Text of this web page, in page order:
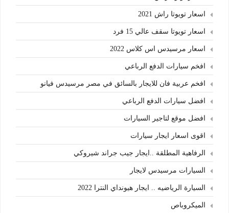
اسعار تويوتا راش 2021
اسعار تويوتا سقف عالي 15 فرد
اسعار مرسيدس اس كلاس 2022
افخم سيارات الدفع الرباعي
افخم عربية فان للايجار بالسائق في مصر مرسيدس فيانو
افضل سيارات الدفع الرباعي
افضل موقع لتاجير السيارات
اقوى اسعار ايجار سيارات
الرفاهية المطلقة ..ايجار جيب جراند شيروكي
السيارات مرسيدس لايجار
السيارة الرياضيه .. ايجار هيونداي النترا 2022
الميكروباص